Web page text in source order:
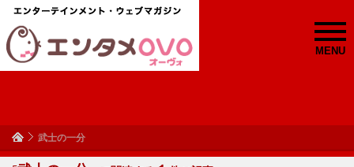
MENU
武士の一分